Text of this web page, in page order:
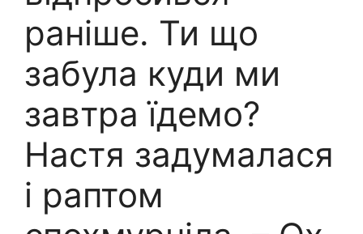
раніше. Ти що
забула куди ми
завтра їдемо?
Настя задумалася
і раптом